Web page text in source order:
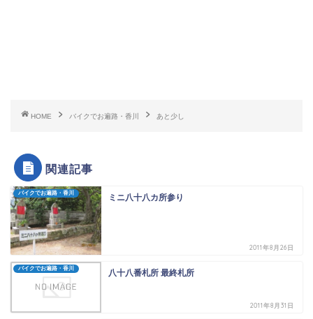
HOME バイクでお遍路・香川 あと少し
関連記事
バイクでお遍路・香川 ミニ八十八カ所参り
2011年8月26日
バイクでお遍路・香川 八十八番札所 最終札所
2011年8月31日